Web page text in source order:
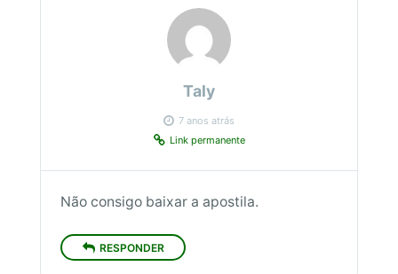
Taly
7 anos atrás
Link permanente
Não consigo baixar a apostila.
RESPONDER